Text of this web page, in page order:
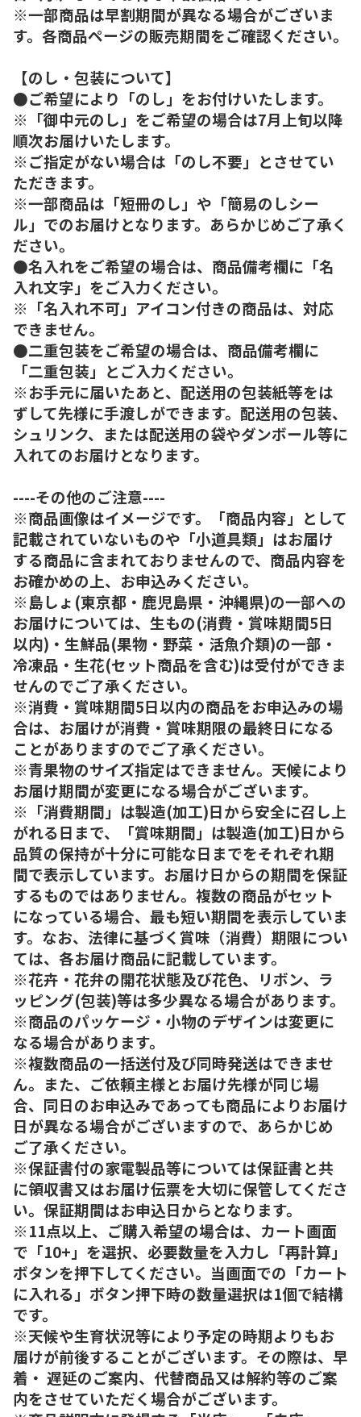
※一部商品は早割期間が異なる場合がございま
す。各商品ページの販売期間をご確認ください。
【のし・包装について】
●ご希望により「のし」をお付けいたします。
※「御中元のし」をご希望の場合は7月上旬以降
順次お届けいたします。
※ご指定がない場合は「のし不要」とさせてい
ただきます。
※一部商品は「短冊のし」や「簡易のしシー
ル」でのお届けとなります。あらかじめご了承く
ださい。
●名入れをご希望の場合は、商品備考欄に「名
入れ文字」をご入力ください。
※「名入れ不可」アイコン付きの商品は、対応
できません。
●二重包装をご希望の場合は、商品備考欄に
「二重包装」とご入力ください。
※お手元に届いたあと、配送用の包装紙等をは
ずして先様に手渡しができます。配送用の包装、
シュリンク、または配送用の袋やダンボール等に
入れてのお届けとなります。
----その他のご注意----
※商品画像はイメージです。「商品内容」として
記載されていないものや「小道具類」はお届け
する商品に含まれておりませんので、商品内容を
お確かめの上、お申込みください。
※島しょ(東京都・鹿児島県・沖縄県)の一部への
お届けについては、生もの(消費・賞味期間5日
以内)・生鮮品(果物・野菜・活魚介類)の一部・
冷凍品・生花(セット商品を含む)は受付ができま
せんのでご了承ください。
※消費・賞味期間5日以内の商品をお申込みの場
合は、お届けが消費・賞味期限の最終日になる
ことがありますのでご了承ください。
※青果物のサイズ指定はできません。天候により
お届け期間が変更になる場合がございます。
※「消費期間」は製造(加工)日から安全に召し上
がれる日まで、「賞味期間」は製造(加工)日から
品質の保持が十分に可能な日までをそれぞれ期
間で表示しています。お届け日からの期間を保証
するものではありません。複数の商品がセット
になっている場合、最も短い期間を表示していま
す。なお、法律に基づく賞味（消費）期限につい
ては、各お届け商品に記載しています。
※花卉・花弁の開花状態及び花色、リボン、ラ
ッピング(包装)等は多少異なる場合があります。
※商品のパッケージ・小物のデザインは変更に
なる場合があります。
※複数商品の一括送付及び同時発送はできませ
ん。また、ご依頼主様とお届け先様が同じ場
合、同日のお申込みであっても商品によりお届け
日が異なる場合がございますので、あらかじめ
ご了承ください。
※保証書付の家電製品等については保証書と共
に領収書又はお届け伝票を大切に保管してくださ
い。保証期間はお申込日からとなります。
※11点以上、ご購入希望の場合は、カート画面
で「10+」を選択、必要数量を入力し「再計算」
ボタンを押下してください。当画面での「カート
に入れる」ボタン押下時の数量選択は1個で結構
です。
※天候や生育状況等により予定の時期よりもお
届けが前後することがございます。その際は、早
着・ 遅延のご案内、代替商品又は解約等のご案
内をさせていただく場合がございます。